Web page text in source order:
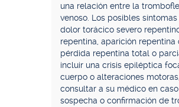
una relación entre la
venoso. Los posibles
dolor torácico severo
repentina, aparición
pérdida repentina total o
incluir una crisis epiléptica
cuerpo o alteraciones
consultar a su médico en
sospecha o confirmación de